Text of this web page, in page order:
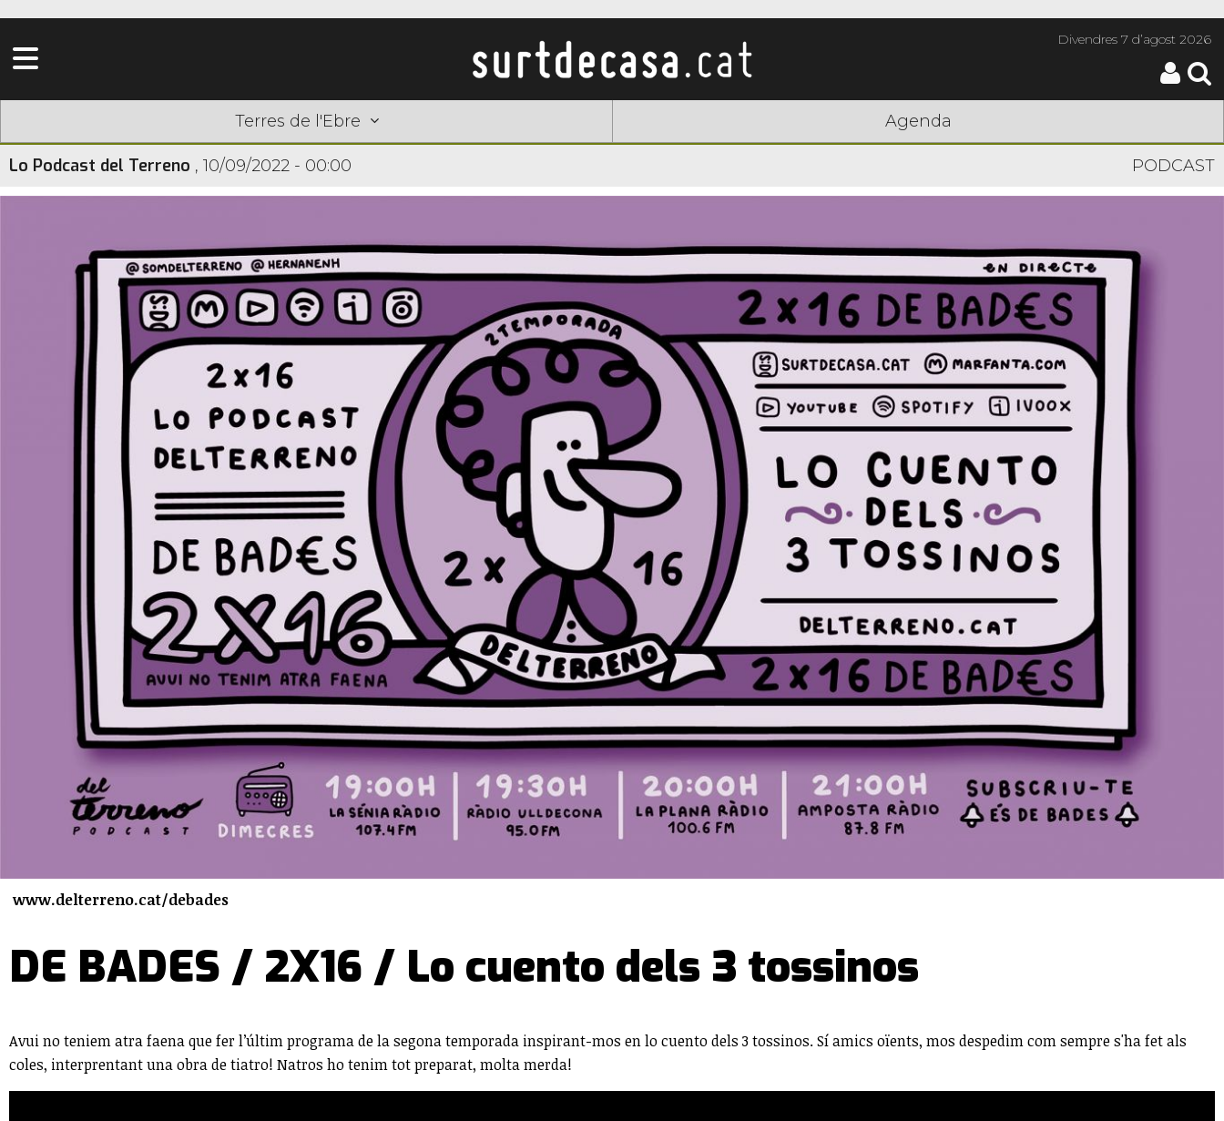
Divendres7 d’agost 2026
Terres de l'Ebre Agenda
Lo Podcast del Terreno , 10/09/2022 - 00:00 PODCAST
www.delterreno.cat/debades
DE BADES / 2X16 / Lo cuento dels 3 tossinos
Avui no teniem atra faena que fer l’últim programa de la segona temporada inspirant-mos en lo cuento dels 3 tossinos. Sí amics oïents, mos despedim com sempre s'ha fet als
coles, interprentant una obra de tiatro! Natros ho tenim tot preparat, molta merda!